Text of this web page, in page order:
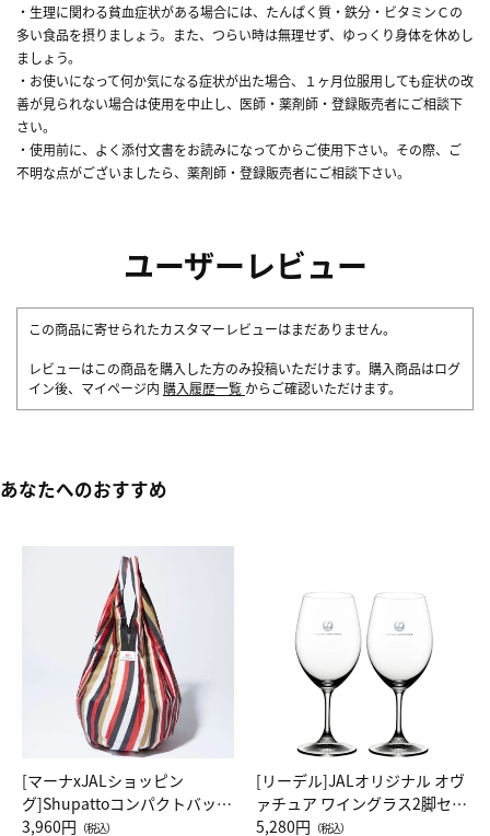
・生理に関わる貧血症状がある場合には、たんぱく質・鉄分・ビタミンＣの
多い食品を摂りましょう。また、つらい時は無理せず、ゆっくり身体を休めし
ましょう。
・お使いになって何か気になる症状が出た場合、１ヶ月位服用しても症状の改
善が見られない場合は使用を中止し、医師・薬剤師・登録販売者にご相談下
さい。
・使用前に、よく添付文書をお読みになってからご使用下さい。その際、ご
不明な点がございましたら、薬剤師・登録販売者にご相談下さい。
ユーザーレビュー
この商品に寄せられたカスタマーレビューはまだありません。
レビューはこの商品を購入した方のみ投稿いただけます。購入商品はログ
イン後、マイページ内 購入履歴一覧 からご確認いただけます。
あなたへのおすすめ
[マーナxJALショッピン
グ]Shupattoコンパクトバッグ
Drop JAL客室乗務員（LC）ス
3,960円 （税込）
[リーデル]JALオリジナル オヴ
ァチュア ワイングラス2脚セッ
ト（レッドワイン）
5,280円 （税込）